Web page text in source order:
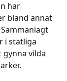
har
bland annat
i statliga
gynna vilda